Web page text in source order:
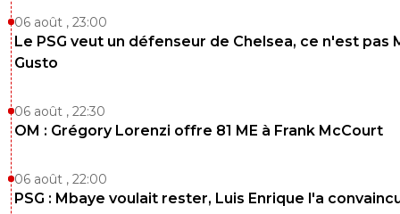
06 août , 23:00
Le PSG veut un défenseur de Chelsea, ce n'est pas
Gusto
06 août , 22:30
OM : Grégory Lorenzi offre 81 ME à Frank McCourt
06 août , 22:00
PSG : Mbaye voulait rester, Luis Enrique l'a